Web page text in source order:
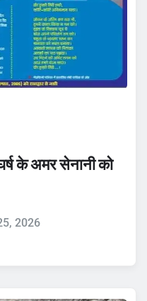
के अमर सेनानी को
2026